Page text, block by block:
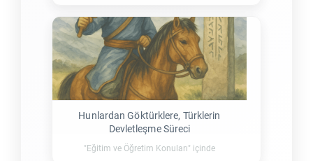
Hunlardan Göktürklere, Türklerin
Devletleşme Süreci
"Eğitim ve Öğretim Konuları" içinde